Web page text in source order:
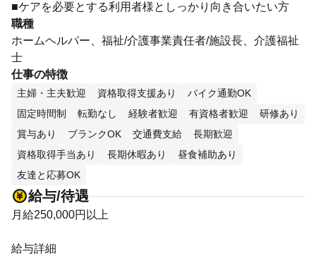
■ケアを必要とする利用者様としっかり向き合いたい方
職種
ホームヘルパー、福祉/介護事業責任者/施設長、介護福祉
士
仕事の特徴
主婦・主夫歓迎 資格取得支援あり
バイク通勤OK
固定時間制
転勤なし 経験者歓迎 有資格者歓迎
研修あり
賞与あり
ブランクOK 交通費支給
長期歓迎
資格取得手当あり
長期休暇あり
昼食補助あり
友達と応募OK
給与/待遇
月給250,000円以上
給与詳細